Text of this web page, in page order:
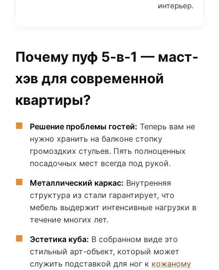
интерьер.
Почему пуф 5-в-1 — маст-
хэв для современной
квартиры?
Решение проблемы гостей: Теперь вам не
нужно хранить на балконе стопку
громоздких стульев. Пять полноценных
посадочных мест всегда под рукой.
Металлический каркас: Внутренняя
структура из стали гарантирует, что
мебель выдержит интенсивные нагрузки в
течение многих лет.
Эстетика куба: В собранном виде это
стильный арт-объект, который может
служить подставкой для ног к кожаному